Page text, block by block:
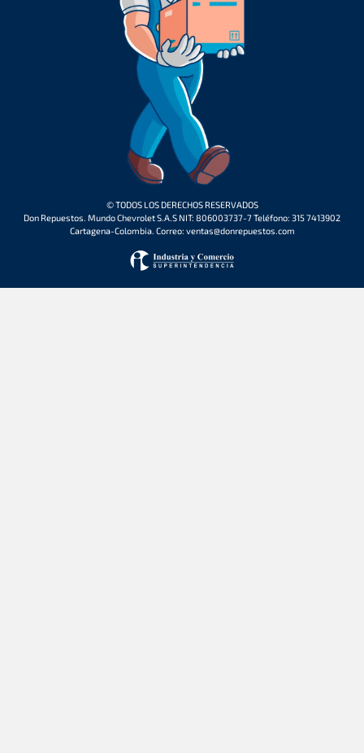
© TODOS LOS DERECHOS RESERVADOS
Don Repuestos. Mundo Chevrolet S.A.S NIT: 806003737-7 Teléfono: 315 7413902
Cartagena-Colombia. Correo: ventas@donrepuestos.com